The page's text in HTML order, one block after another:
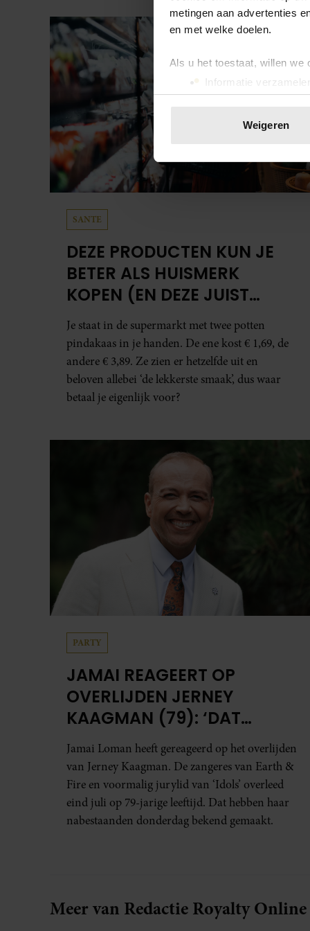
metingen aan advertenties
en met welke doelen.
Als u het toestaat, willen we
Informatie
Uw apparaat
toestemming op elk
We gebruiken cookies om
websiteverkeer te
media, adverteren en
verstrekt of die ze hebben
Weigeren
SANTE
DEZE PRODUCTEN KUN JE
BETER ALS HUISMERK
KOPEN (EN DEZE JUIST
NIET)
Je staat in de supermarkt met twee potten
pindakaas in je handen. De ene kost € 1,69, de
andere € 3,89. Ze zien er hetzelfde uit en
beloven allebei ‘de lekkerste smaak’, dus waar
betaal je eigenlijk voor?
PARTY
JAMAI REAGEERT OP
OVERLIJDEN JERNEY
KAAGMAN (79): ‘DAT
VERTROUWEN ZAL IK NOOIT
VERGETEN’
Jamai Loman heeft gereageerd op het overlijden
van Jerney Kaagman. De zangeres van Earth &
Fire en voormalig jurylid van ‘Idols’ overleed
eind juli op 79-jarige leeftijd. Dat hebben haar
nabestaanden donderdag bekend gemaakt.
Meer van Redactie Royalty Online